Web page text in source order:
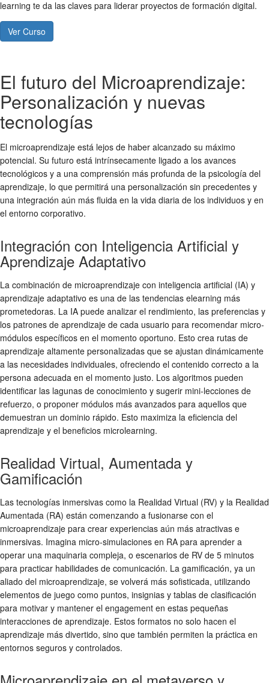
learning te da las claves para liderar proyectos de formación digital.
Ver Curso
El futuro del Microaprendizaje:
Personalización y nuevas
tecnologías
El microaprendizaje está lejos de haber alcanzado su máximo
potencial. Su futuro está intrínsecamente ligado a los avances
tecnológicos y a una comprensión más profunda de la psicología del
aprendizaje, lo que permitirá una personalización sin precedentes y
una integración aún más fluida en la vida diaria de los individuos y en
el entorno corporativo.
Integración con Inteligencia Artificial y
Aprendizaje Adaptativo
La combinación de microaprendizaje con inteligencia artificial (IA) y
aprendizaje adaptativo es una de las tendencias elearning más
prometedoras. La IA puede analizar el rendimiento, las preferencias y
los patrones de aprendizaje de cada usuario para recomendar micro-
módulos específicos en el momento oportuno. Esto crea rutas de
aprendizaje altamente personalizadas que se ajustan dinámicamente
a las necesidades individuales, ofreciendo el contenido correcto a la
persona adecuada en el momento justo. Los algoritmos pueden
identificar las lagunas de conocimiento y sugerir mini-lecciones de
refuerzo, o proponer módulos más avanzados para aquellos que
demuestran un dominio rápido. Esto maximiza la eficiencia del
aprendizaje y el beneficios microlearning.
Realidad Virtual, Aumentada y
Gamificación
Las tecnologías inmersivas como la Realidad Virtual (RV) y la Realidad
Aumentada (RA) están comenzando a fusionarse con el
microaprendizaje para crear experiencias aún más atractivas e
inmersivas. Imagina micro-simulaciones en RA para aprender a
operar una maquinaria compleja, o escenarios de RV de 5 minutos
para practicar habilidades de comunicación. La gamificación, ya un
aliado del microaprendizaje, se volverá más sofisticada, utilizando
elementos de juego como puntos, insignias y tablas de clasificación
para motivar y mantener el engagement en estas pequeñas
interacciones de aprendizaje. Estos formatos no solo hacen el
aprendizaje más divertido, sino que también permiten la práctica en
entornos seguros y controlados.